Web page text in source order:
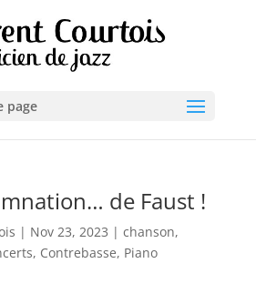
page
de Faust !
| Nov 23, 2023 | chanson,
, Contrebasse, Piano